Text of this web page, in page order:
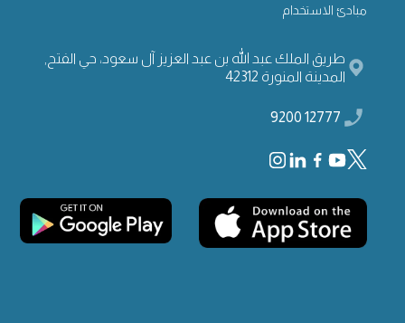
مبادئ الاستخدام
طريق الملك عبد الله بن عبد العزيز آل سعود، حي الفتح,
المدينة المنورة 42312
12777 9200